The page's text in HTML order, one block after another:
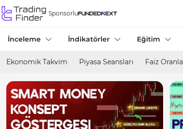
Sponsorlu
İnceleme İndikatörler Eğitim
Ekonomik Takvim Piyasa Seansları Faiz